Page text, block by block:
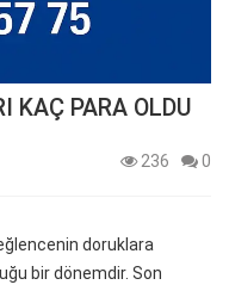
KAÇ PARA OLDU
236
0
doruklara
bir dönemdir. Son